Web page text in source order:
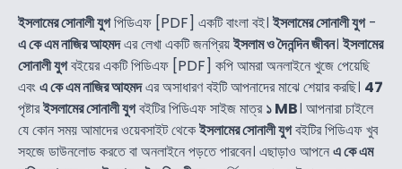
ইসলামের সোনালী যুগপিডিএফ [PDF] একটি বাংলা বই। ইসলামের সোনালী যুগ-
এ কে এম নাজির আহমদএর লেখা একটি জনপ্রিয়ইসলাম ও দৈনন্দিন জীবন। ইসলামের
সোনালী যুগবইয়ের একটি পিডিএফ [PDF] কপি আমরা অনলাইনে খুজে পেয়েছি
এবংএ কে এম নাজির আহমদএর অসাধারণ বইটি আপনাদের মাঝে শেয়ার করছি। 47
পৃষ্টারইসলামের সোনালী যুগবইটির পিডিএফ সাইজ মাত্র১ MB। আপনারা চাইলে
যে কোন সময় আমাদের ওয়েবসাইট থেকেইসলামের সোনালী যুগবইটির পিডিএফ খুব
সহজে ডাউনলোড করতে বা অনলাইনে পড়তে পারবেন। এছাড়াও আপনেএ কে এম